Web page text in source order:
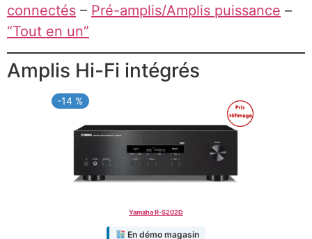
connectés – Pré-amplis/Amplis puissance –
“Tout en un”
Amplis Hi-Fi intégrés
PROMOPRODUIT
EN
PROMOTION
-14 %
Yamaha R-S202D
En démo magasin